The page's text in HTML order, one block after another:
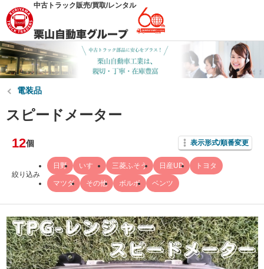
中古トラック販売/買取/レンタル
電装品
スピードメーター
12個 表示形式/順番変更
絞り込み
日野 いすゞ 三菱ふそう 日産UD トヨタ
マツダ その他 ボルボ ベンツ